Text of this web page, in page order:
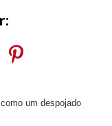
um despojado